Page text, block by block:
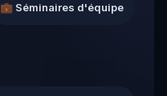
💼 Séminaires d'équipe